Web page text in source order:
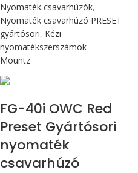
Nyomaték csavarhúzók,
Nyomaték csavarhúzó PRESET
gyártósori, Kézi
nyomatékszerszámok
Mountz
FG-40i OWC Red
Preset Gyártósori
nyomaték
csavarhúzó